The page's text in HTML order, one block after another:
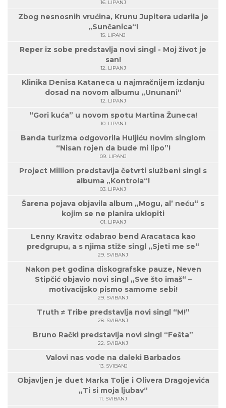
16. LIPANJ
Zbog nesnosnih vrućina, Krunu Jupitera udarila je
„Sunčanica“!
15. LIPANJ
Reper iz sobe predstavlja novi singl - Moj život je
san!
12. LIPANJ
Klinika Denisa Kataneca u najmračnijem izdanju
dosad na novom albumu „Ununani“
12. LIPANJ
“Gori kuća” u novom spotu Martina Žuneca!
10. LIPANJ
Banda turizma odgovorila Huljiću novim singlom
“Nisan rojen da bude mi lipo”!
09. LIPANJ
Project Million predstavlja četvrti službeni singl s
albuma „Kontrola“!
03. LIPANJ
Šarena pojava objavila album „Mogu, al’ neću“ s
kojim se ne planira uklopiti
01. LIPANJ
Lenny Kravitz odabrao bend Aracataca kao
predgrupu, a s njima stiže singl „Sjeti me se“
29. SVIBANJ
Nakon pet godina diskografske pauze, Neven
Stipčić objavio novi singl „Sve što imaš“ –
motivacijsko pismo samome sebi!
29. SVIBANJ
Truth ≠ Tribe predstavlja novi singl “M!”
28. SVIBANJ
Bruno Rački predstavlja novi singl “Fešta”
22. SVIBANJ
Valovi nas vode na daleki Barbados
13. SVIBANJ
Objavljen je duet Marka Tolje i Olivera Dragojevića
„Ti si moja ljubav“
11. SVIBANJ